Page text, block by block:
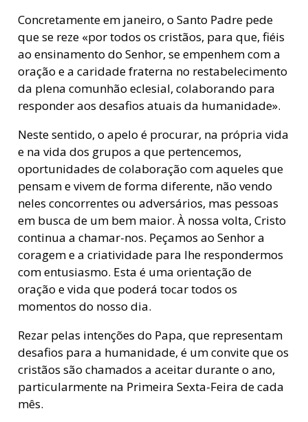
Concretamente em janeiro, o Santo Padre pede
que se reze «por todos os cristãos, para que, fiéis
ao ensinamento do Senhor, se empenhem com a
oração e a caridade fraterna no restabelecimento
da plena comunhão eclesial, colaborando para
responder aos desafios atuais da humanidade».
Neste sentido, o apelo é procurar, na própria vida
e na vida dos grupos a que pertencemos,
oportunidades de colaboração com aqueles que
pensam e vivem de forma diferente, não vendo
neles concorrentes ou adversários, mas pessoas
em busca de um bem maior. À nossa volta, Cristo
continua a chamar-nos. Peçamos ao Senhor a
coragem e a criatividade para lhe respondermos
com entusiasmo. Esta é uma orientação de
oração e vida que poderá tocar todos os
momentos do nosso dia.
Rezar pelas intenções do Papa, que representam
desafios para a humanidade, é um convite que os
cristãos são chamados a aceitar durante o ano,
particularmente na Primeira Sexta-Feira de cada
mês.